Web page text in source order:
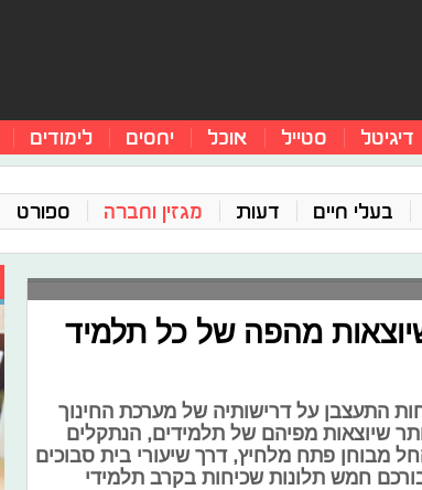
דיגיטל סטייל אוכל יחסים לימודים
בעלי חיים דעות מגזין וחברה ספורט
מהפה של כל תלמיד
התעצבן על דרישותיה של מערכת החינוך
שיוצאות מפיהם של תלמידים, הנתקלים
מבוחן פתח מלחיץ, דרך שיעורי בית סבוכים
חמש תלונות שכיחות בקרב תלמידי